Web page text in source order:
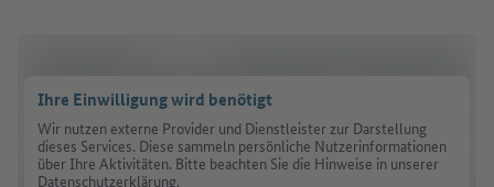
Ihre Einwilligung wird benötigt
Wir nutzen externe Provider und Dienstleister zur Darstellung
dieses Services. Diese sammeln persönliche Nutzerinformationen
über Ihre Aktivitäten. Bitte beachten Sie die Hinweise in unserer
Datenschutzerklärung.